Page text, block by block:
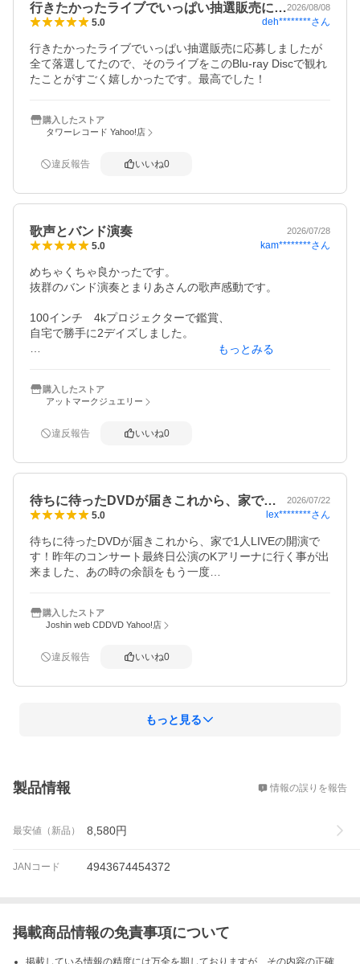
行きたかったライブでいっぱい抽選販売に…2026/08/08
5.0 deh********さん
行きたかったライブでいっぱい抽選販売に応募しましたが
全て落選してたので、そのライブをこのBlu-ray Discで観れ
たことがすごく嬉しかったです。最高でした！
購入したストア
タワーレコード Yahoo!店
違反報告 いいね0
歌声とバンド演奏 2026/07/28
5.0 kam********さん
めちゃくちゃ良かったです。
抜群のバンド演奏とまりあさんの歌声感動です。
100インチ　4kプロジェクターで鑑賞、
自宅で勝手に2デイズしました。
もっとみる
購入したストア
アットマークジュエリー
違反報告 いいね0
待ちに待ったDVDが届きこれから、家で… 2026/07/22
5.0 lex********さん
待ちに待ったDVDが届きこれから、家で1人LIVEの開演で
す！昨年のコンサート最終日公演のKアリーナに行く事が出
来ました、あの時の余韻をもう一度…
購入したストア
Joshin web CDDVD Yahoo!店
違反報告 いいね0
もっと見る
製品情報 情報の誤りを報告
最安値（新品） 8,580円
JANコード 4943674454372
掲載商品情報の免責事項について
掲載している情報の精度には万全を期しておりますが、その内容の正確